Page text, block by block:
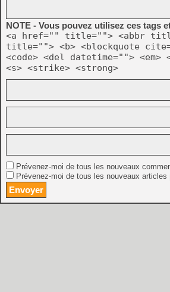
NOTE - Vous pouvez utilisez ces tags
<a href="" title=""> <abbr
title=""> <b> <blockquote
<code> <del datetime="">
<s> <strike> <strong>
Prévenez-moi de tous les nouveaux
Prévenez-moi de tous les nouveaux articles